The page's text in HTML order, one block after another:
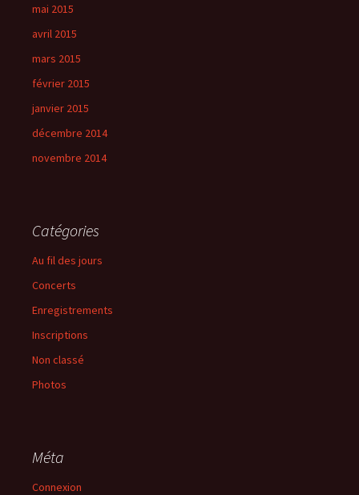
mai 2015
avril 2015
mars 2015
février 2015
janvier 2015
décembre 2014
novembre 2014
Catégories
Au fil des jours
Concerts
Enregistrements
Inscriptions
Non classé
Photos
Méta
Connexion